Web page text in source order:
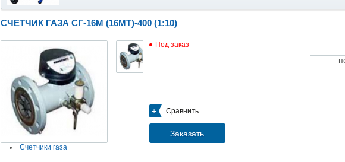
15.10.2018
Уникальная возможность приобрести (в наличии на складе) тележку гидравлическую AS 25
05.09.2018
Новое поступление на склад насосов
Насосы Calpeda в НАЛИЧИИ
https://www.1nasos.ru/vodosnabzhenie-otoplenie/calpeda-mxh-203e
15.01.2018
Ручные насосы НБУ без торговой наценки!
Поступление насосов НБУ 700-02 на склад в Спб. Купите сегодня по цене производителя!
Насос бочковой универсальный НБУ 700-02 предназначен для перекачивания пищевых
масел из бочек и других емкостей и соответствует государственным санитарно-
правилам и нормам.
15.01.2018
СЧЕТЧИК ГАЗА СГ-16М (16МТ)-400 (1:10)
Под заказ
Сравнить
Заказать
Счетчики газа